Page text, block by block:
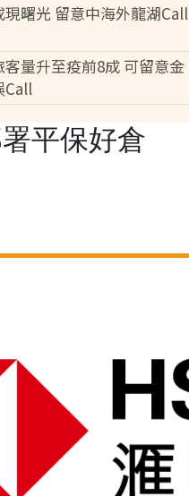
現曙光 留意中海外龍湖Call
客量升至疫前8成 可留意金
Call
平保好倉